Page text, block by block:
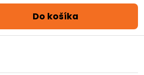
Do košíka